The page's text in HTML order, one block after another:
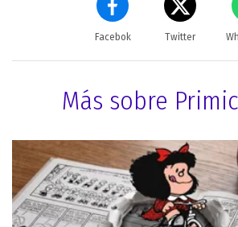
Facebok Twitter
Más sobre